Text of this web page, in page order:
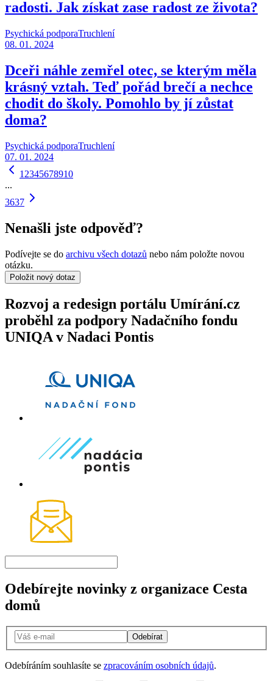
radosti. Jak získat zase radost ze života?
Psychická podporaTruchlení
08. 01. 2024
Dceři náhle zemřel otec, se kterým měla
krásný vztah. Teď pořád brečí a nechce
chodit do školy. Pomohlo by jí zůstat
doma?
Psychická podporaTruchlení
07. 01. 2024
1 2345678910
...
3637
Nenašli jste odpověď?
Podívejte se do archivu všech dotazů nebo nám položte novou
otázku.
Položit nový dotaz
Rozvoj a redesign portálu Umírání.cz
proběhl za podpory Nadačního fondu
UNIQA v Nadaci Pontis
Odebírejte novinky z organizace Cesta
domů
Odebírat
Odebíráním souhlasíte se zpracováním osobních údajů.